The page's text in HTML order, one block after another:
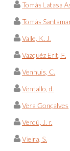
Tomás Latasa
Tomás
Valle, K. J.
Vazquéz Erit, F.
Venhuis, C.
Ventallo, d.
Vera Gonçalves
Verdú, J. r.
Vieira, S.